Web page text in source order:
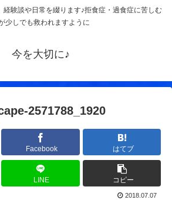
経験談や日常を綴ります♪拒食症・過食症に苦しむ
少しでも救われますように
今を大切に♪
2571788_1920
Facebook はてブ
LINE コピー
2018.07.07